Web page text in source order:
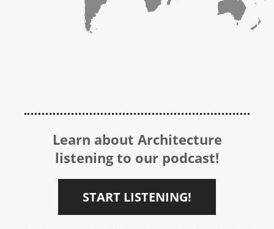
Learn about Architecture
listening to our podcast!
START LISTENING!